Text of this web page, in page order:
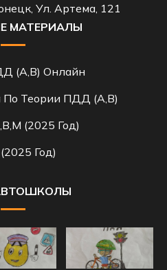
Ул. Артема, 121
МАТЕРИАЛЫ
(A,B) Онлайн
Теории ПДД (A,B)
(2025 Год)
Год)